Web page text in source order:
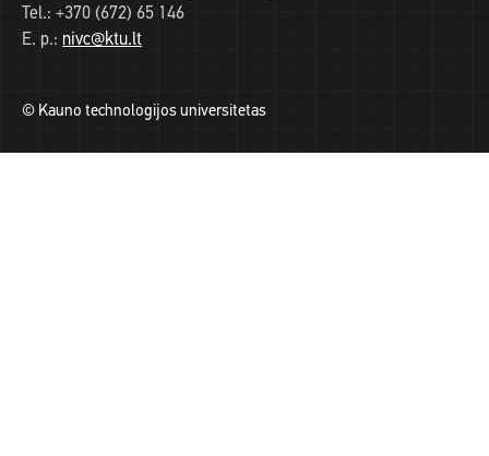
Tel.: +370 (672) 65 146
E. p.: nivc@ktu.lt
© Kauno technologijos universitetas